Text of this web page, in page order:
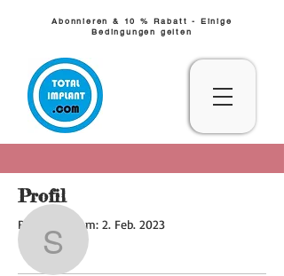
Abonnieren & 10 % Rabatt - Einige
Bedingungen gelten
samcneeley
Profil
Beitrittsdatum: 2. Feb. 2023